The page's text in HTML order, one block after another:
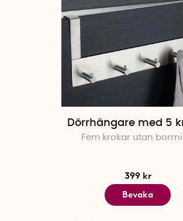
Dörrhängare med 5
Fem krokar utan
399 kr
Bevaka